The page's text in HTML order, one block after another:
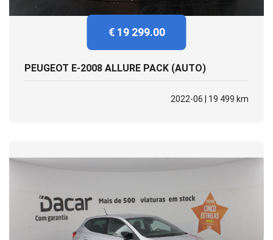
€ 19 299.00
PEUGEOT E-2008 ALLURE PACK (AUTO)
2022-06 | 19 499 km